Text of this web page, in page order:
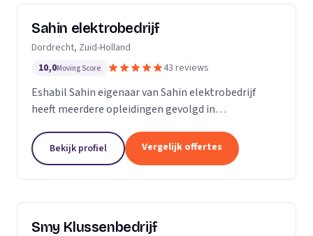
Sahin elektrobedrijf
Dordrecht, Zuid-Holland
10,0Moving Score 43 reviews
Eshabil Sahin eigenaar van Sahin elektrobedrijf
heeft meerdere opleidingen gevolgd in
ging doen want onder andere zijn opa, vader en oom
zijn...
Bekijk profiel Vergelijk offertes
Smy Klussenbedrijf